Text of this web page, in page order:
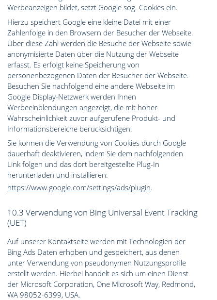
Werbeanzeigen bildet, setzt Google sog. Cookies ein.
Hierzu speichert Google eine kleine Datei mit einer
Zahlenfolge in den Browsern der Besucher der Webseite.
Über diese Zahl werden die Besuche der Webseite sowie
anonymisierte Daten über die Nutzung der Webseite
erfasst. Es erfolgt keine Speicherung von
personenbezogenen Daten der Besucher der Webseite.
Besuchen Sie nachfolgend eine andere Webseite im
Google Display-Netzwerk werden Ihnen
Werbeeinblendungen angezeigt, die mit hoher
Wahrscheinlichkeit zuvor aufgerufene Produkt- und
Informationsbereiche berücksichtigen.
Sie können die Verwendung von Cookies durch Google
dauerhaft deaktivieren, indem Sie dem nachfolgenden
Link folgen und das dort bereitgestellte Plug-In
herunterladen und installieren:
https://www.google.com/settings/ads/plugin.
10.3 Verwendung von Bing Universal Event Tracking
(UET)
Auf unserer Kontaktseite werden mit Technologien der
Bing Ads Daten erhoben und gespeichert, aus denen
unter Verwendung von pseudonymen Nutzungsprofile
erstellt werden. Hierbei handelt es sich um einen Dienst
der Microsoft Corporation, One Microsoft Way, Redmond,
WA 98052-6399, USA.